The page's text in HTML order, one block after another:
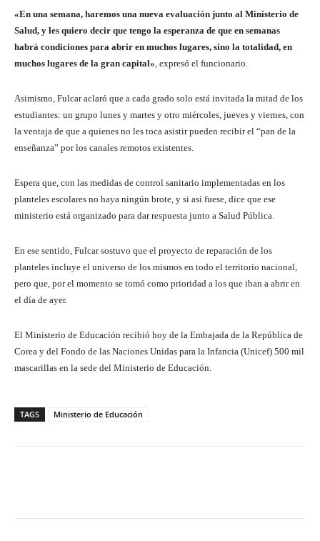
«En una semana, haremos una nueva evaluación junto al Ministerio de
Salud, y les quiero decir que tengo la esperanza de que en semanas
habrá condiciones para abrir en muchos lugares, sino la totalidad, en
muchos lugares de la gran capital», expresó el funcionario.
Asimismo, Fulcar aclaró que a cada grado solo está invitada la mitad de los
estudiantes: un grupo lunes y martes y otro miércoles, jueves y viernes, con
la ventaja de que a quienes no les toca asistir pueden recibir el “pan de la
enseñanza” por los canales remotos existentes.
Espera que, con las medidas de control sanitario implementadas en los
planteles escolares no haya ningún brote, y si así fuese, dice que ese
ministerio está organizado para dar respuesta junto a Salud Pública.
En ese sentido, Fulcar sostuvo que el proyecto de reparación de los
planteles incluye el universo de los mismos en todo el territorio nacional,
pero que, por el momento se tomó como prioridad a los que iban a abrir en
el día de ayer.
El Ministerio de Educación recibió hoy de la Embajada de la República de
Corea y del Fondo de las Naciones Unidas para la Infancia (Unicef) 500 mil
mascarillas en la sede del Ministerio de Educación.
TAGS Ministerio de Educación